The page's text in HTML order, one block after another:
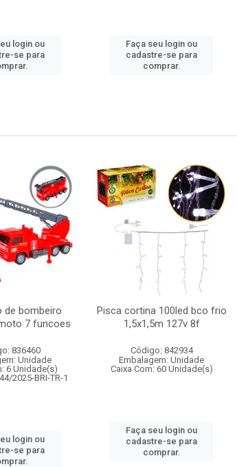
login ou
se para
Faça seu login ou
cadastre-se para
comprar.
de bombeiro
7 funcoes
836460
Unidade
6 Unidade(s)
2025-BRI-TR-1
login ou
se para
Pisca cortina 100led bco frio
1,5x1,5m 127v 8f
Código: 842934
Embalagem: Unidade
Caixa Com: 60 Unidade(s)
Faça seu login ou
cadastre-se para
comprar.